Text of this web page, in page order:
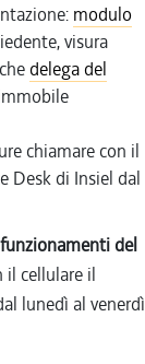
modulo
visura
delega del
chiamare con il
Desk di Insiel dal
del
il cellulare il
lunedì al venerdì